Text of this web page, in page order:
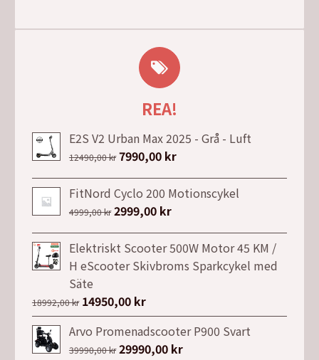
REA!
E2S V2 Urban Max 2025 - Grå - Luft
12490,00kr Det
ursprungliga
priset
var:
7990,00 krDet
nuvarande
priset
FitNord Cyclo 200 Motionscykel
4999,00kr Det
ursprungliga
priset
var:
2999,00 krDet
nuvarande
priset
är:
Elektriskt Scooter 500W Motor 45 KM /
H eScooter Skivbroms Sparkcykel med
Säte
18992,00kr Det
ursprungliga
priset
var:
14950,00 krDet
nuvarande
priset
är:
Arvo Promenadscooter P900 Svart
39990,00kr Det
29990,00 krDet